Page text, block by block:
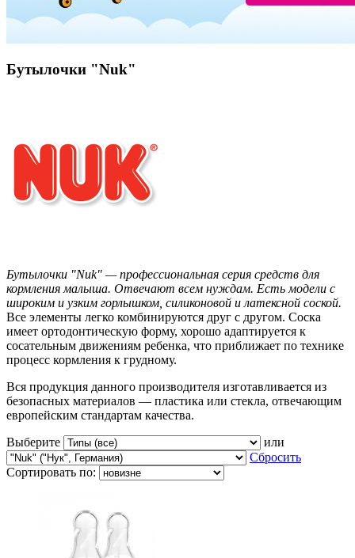
Бутылочки "Nuk"
Бутылочки "Nuk" — профессиональная серия средств для
кормления малыша. Отвечают всем нуждам. Есть модели с
широким и узким горлышком, силиконовой и латексной соской.
Все элементы легко комбинируются друг с другом. Соска
имеет ортодонтическую форму, хорошо адаптируется к
сосательным движениям ребенка, что приближает по технике
процесс кормления к грудному.
Вся продукция данного производителя изготавливается из
безопасных материалов — пластика или стекла, отвечающим
европейским стандартам качества.
Выберите
или
Сбросить
Сортировать по: